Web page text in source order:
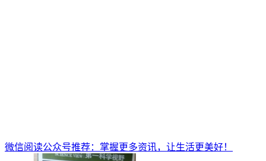
微信阅读公众号推荐：掌握更多资讯，让生活更美好！